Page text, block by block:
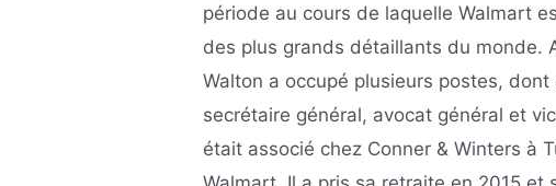
période au cours de laquelle Walmart
des plus grands détaillants du monde.
Walton a occupé plusieurs postes,
secrétaire général, avocat général et
était associé chez Conner & Winters à